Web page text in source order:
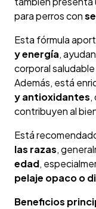
para perros con
Esta fórmula
y energía,
corporal saludable
Además, está
y antioxidantes,
contribuyen al
Está
las razas,
edad,
pelaje opaco o
Beneficios